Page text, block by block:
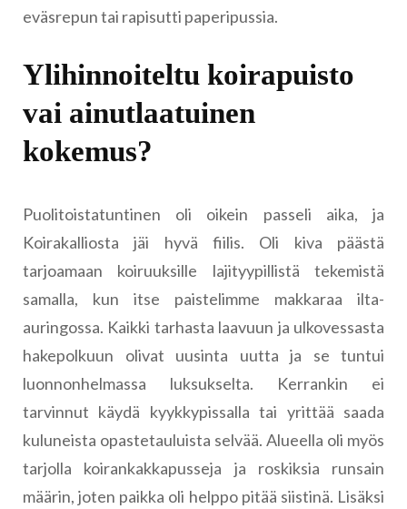
eväsrepun tai rapisutti paperipussia.
Ylihinnoiteltu koirapuisto
vai ainutlaatuinen
kokemus?
Puolitoistatuntinen oli oikein passeli aika, ja
Koirakalliosta jäi hyvä fiilis. Oli kiva päästä
tarjoamaan koiruuksille lajityypillistä tekemistä
samalla, kun itse paistelimme makkaraa ilta-
auringossa. Kaikki tarhasta laavuun ja ulkovessasta
hakepolkuun olivat uusinta uutta ja se tuntui
luonnonhelmassa luksukselta. Kerrankin ei
tarvinnut käydä kyykkypissalla tai yrittää saada
kuluneista opastetauluista selvää. Alueella oli myös
tarjolla koirankakkapusseja ja roskiksia runsain
määrin, joten paikka oli helppo pitää siistinä. Lisäksi